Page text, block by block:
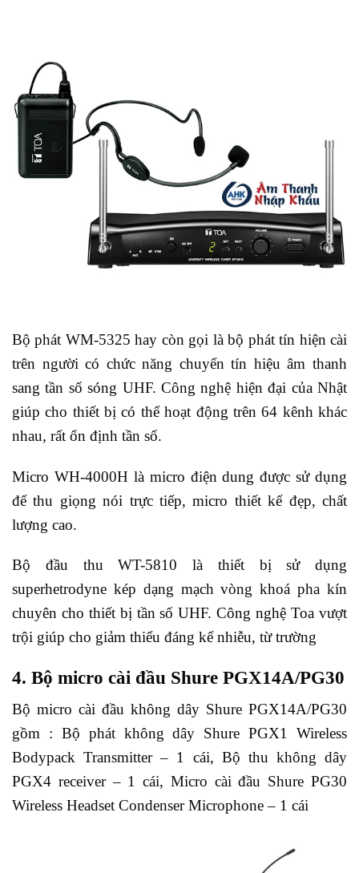
Bộ phát WM-5325 hay còn gọi là bộ phát tín hiện cài
trên người có chức năng chuyển tín hiệu âm thanh
sang tần số sóng UHF. Công nghệ hiện đại của Nhật
giúp cho thiết bị có thể hoạt động trên 64 kênh khác
nhau, rất ổn định tần số.
Micro WH-4000H là micro điện dung được sử dụng
để thu giọng nói trực tiếp, micro thiết kế đẹp, chất
lượng cao.
Bộ đầu thu WT-5810 là thiết bị sử dụng
superhetrodyne kép dạng mạch vòng khoá pha kín
chuyên cho thiết bị tần số UHF. Công nghệ Toa vượt
trội giúp cho giảm thiểu đáng kể nhiễu, từ trường
4. Bộ micro cài đầu Shure PGX14A/PG30
Bộ micro cài đầu không dây Shure PGX14A/PG30
gồm : Bộ phát không dây Shure PGX1 Wireless
Bodypack Transmitter – 1 cái, Bộ thu không dây
PGX4 receiver – 1 cái, Micro cài đầu Shure PG30
Wireless Headset Condenser Microphone – 1 cái